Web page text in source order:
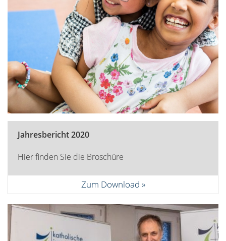
Jahresbericht 2020
Hier finden Sie die Broschüre
Zum Download